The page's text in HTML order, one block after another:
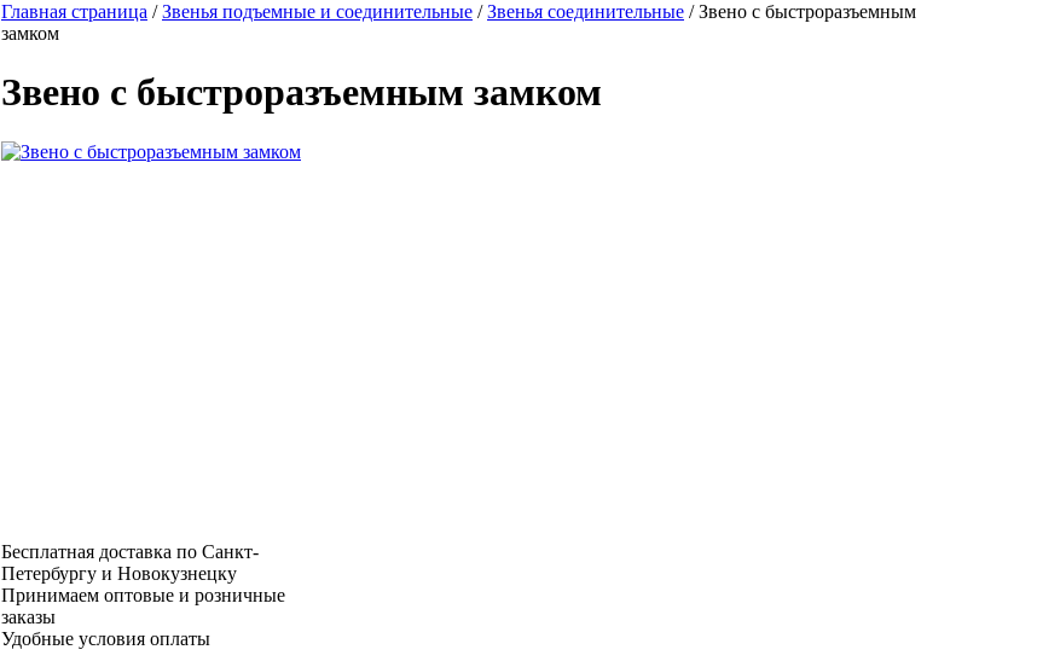
Главная страница /Звенья подъемные и соединительные /Звенья соединительные /Звено с быстроразъемным
замком
Звено с быстроразъемным замком
Бесплатная доставка по Санкт-
Петербургу и Новокузнецку
Принимаем оптовые и розничные
заказы
Удобные условия оплаты